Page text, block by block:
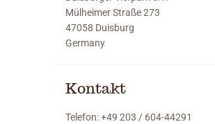
Mülheimer Straße 273
47058 Duisburg
Germany
Kontakt
Telefon: +49 203 / 604-44291